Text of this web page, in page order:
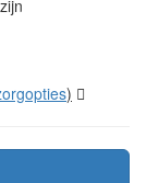
)